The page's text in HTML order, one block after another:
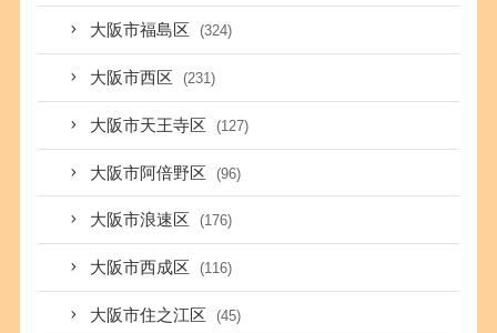
大阪市福島区 (324)
大阪市西区 (231)
大阪市天王寺区 (127)
大阪市阿倍野区 (96)
大阪市浪速区 (176)
大阪市西成区 (116)
大阪市住之江区 (45)